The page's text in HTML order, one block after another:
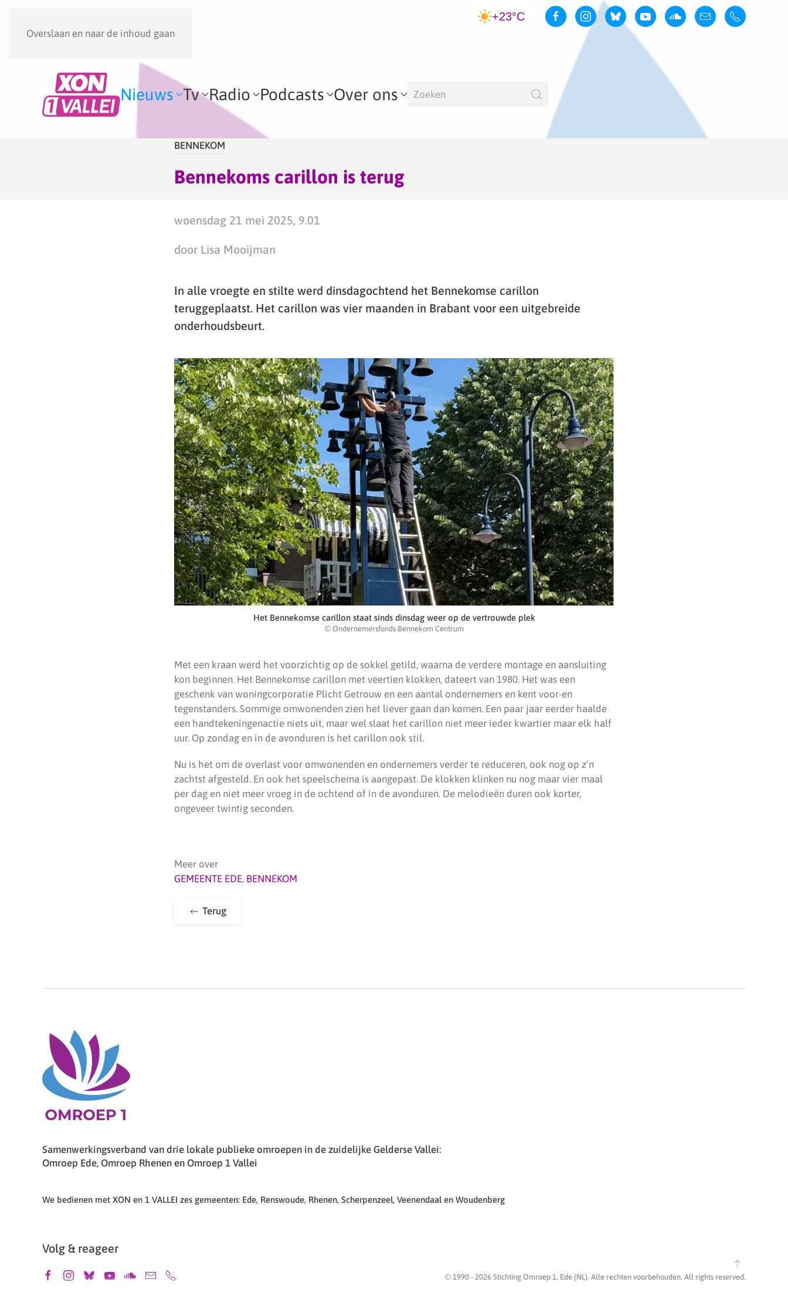
Overslaan en naar de inhoud gaan
+23°C
Nieuws Tv Radio Podcasts Over ons
BENNEKOM
Bennekoms carillon is terug
woensdag 21 mei 2025, 9.01
door Lisa Mooijman
In alle vroegte en stilte werd dinsdagochtend het Bennekomse carillon
teruggeplaatst. Het carillon was vier maanden in Brabant voor een uitgebreide
onderhoudsbeurt.
Het Bennekomse carillon staat sinds dinsdag weer op de vertrouwde plek
© Ondernemersfonds Bennekom Centrum
Met een kraan werd het voorzichtig op de sokkel getild, waarna de verdere montage en aansluiting
kon beginnen. Het Bennekomse carillon met veertien klokken, dateert van 1980. Het was een
geschenk van woningcorporatie Plicht Getrouw en een aantal ondernemers en kent voor-en
tegenstanders. Sommige omwonenden zien het liever gaan dan komen. Een paar jaar eerder haalde
een handtekeningenactie niets uit, maar wel slaat het carillon niet meer ieder kwartier maar elk half
uur. Op zondag en in de avonduren is het carillon ook stil.
Nu is het om de overlast voor omwonenden en ondernemers verder te reduceren, ook nog op z’n
zachtst afgesteld. En ook het speelschema is aangepast. De klokken klinken nu nog maar vier maal
per dag en niet meer vroeg in de ochtend of in de avonduren. De melodieën duren ook korter,
ongeveer twintig seconden.
Meer over
GEMEENTE EDE, BENNEKOM
Terug
Samenwerkingsverband van drie lokale publieke omroepen in de zuidelijke Gelderse Vallei:
Omroep Ede, Omroep Rhenen en Omroep 1 Vallei
We bedienen met XON en 1 VALLEI zes gemeenten: Ede, Renswoude, Rhenen, Scherpenzeel, Veenendaal en Woudenberg
Volg & reageer
© 1990 - 2026 Stichting Omroep 1, Ede (NL). Alle rechten voorbehouden. All rights reserved.